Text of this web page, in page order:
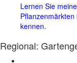
Lernen Sie
kennen.
Regional: